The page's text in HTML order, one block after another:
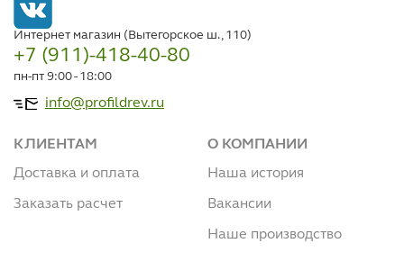
Интернет магазин (Вытегорское ш., 110)
+7 (911)-418-40-80
пн-пт 9:00 - 18:00
info@profildrev.ru
КЛИЕНТАМ
Доставка и оплата
Заказать расчет
О КОМПАНИИ
Наша история
Вакансии
Наше производство